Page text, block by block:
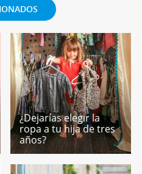
¿Dejarías elegir la
ropa a tu hija de tres
años?